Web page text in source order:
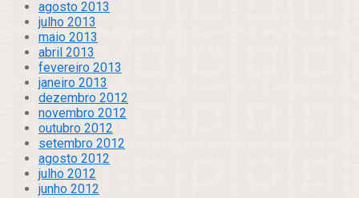
agosto 2013
julho 2013
maio 2013
abril 2013
fevereiro 2013
janeiro 2013
dezembro 2012
novembro 2012
outubro 2012
setembro 2012
agosto 2012
julho 2012
junho 2012